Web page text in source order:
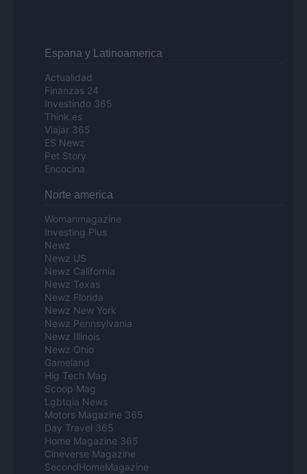
Espana y Latinoamerica
Actualidad
Finanzas 24
Investindo 365
Think.es
Viajar 365
ES Newz
Pet Story
Encocina
Norte america
Womanmagazine
Investing Plus
Newz
Newz US
Newz California
Newz Texas
Newz Florida
Newz New York
Newz Pennsylvania
Newz Illinois
Newz Ohio
Gameland
Hig Tech Mag
Scoop Mag
Lgbtqia News
Motors Magazine 365
Day Travel 365
Home Magazine 365
Cineverse Magazine
SecondHomeMagazine